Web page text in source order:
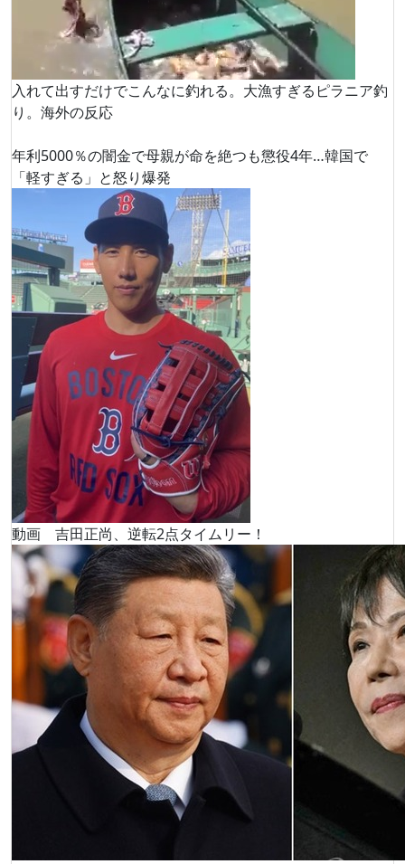
入れて出すだけでこんなに釣れる。大漁すぎるピラニア釣
り。海外の反応
年利5000％の闇金で母親が命を絶つも懲役4年…韓国で
「軽すぎる」と怒り爆発
動画 吉田正尚、逆転2点タイムリー！